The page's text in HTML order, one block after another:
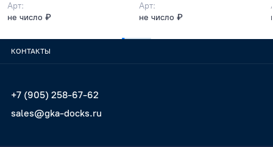
Арт:
не число ₽
Арт:
не число ₽
КОНТАКТЫ
+7 (905) 258-67-62
sales@gka-docks.ru